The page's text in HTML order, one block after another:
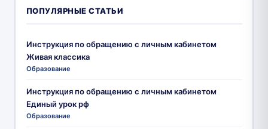
ПОПУЛЯРНЫЕ СТАТЬИ
Инструкция по обращению с личным кабинетом
Живая классика
Образование
Инструкция по обращению с личным кабинетом
Единый урок рф
Образование